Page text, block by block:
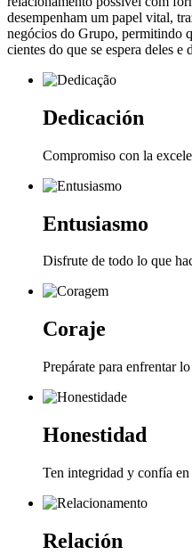
desempenham um papel vital,
negócios do Grupo, permitindo
cientes do que se espera deles e
Dedicación
Compromiso con la
Entusiasmo
Disfrute de todo lo que
Coraje
Prepárate para enfrentar
Honestidad
Ten integridad y confía en
Relación